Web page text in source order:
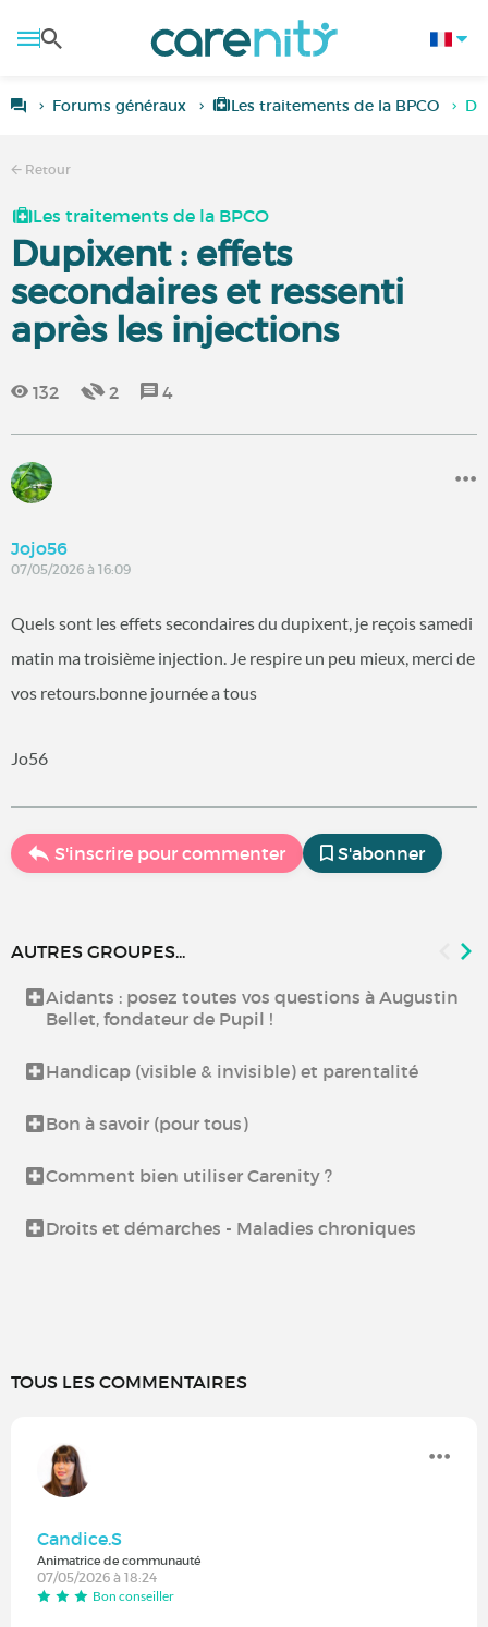
Forums généraux Les traitements de la BPCO
Retour
Les traitements de la BPCO
Dupixent : effets
secondaires et ressenti
après les injections
132 2 4
Jojo56
07/05/2026 à 16:09
Quels sont les effets secondaires du dupixent, je reçois samedi
matin ma troisième injection. Je respire un peu mieux, merci de
vos retours.bonne journée a tous
Jo56
S'inscrire pour commenter S'abonner
AUTRES GROUPES...
Aidants : posez toutes vos questions à Augustin
Bellet, fondateur de Pupil !
Handicap (visible & invisible) et parentalité
Bon à savoir (pour tous)
Comment bien utiliser Carenity ?
Droits et démarches - Maladies chroniques
TOUS LES COMMENTAIRES
Candice.S
Animatrice de communauté
07/05/2026 à 18:24
Bon conseiller